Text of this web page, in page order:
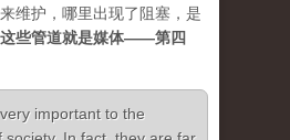
维护，哪里出现了阻塞，是
这些管道就是媒体——第四
important to the